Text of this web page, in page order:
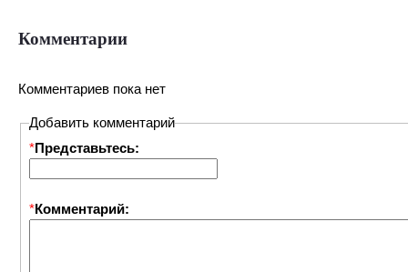
Комментарии
Комментариев пока нет
Добавить комментарий
*Представьтесь:
*Комментарий: